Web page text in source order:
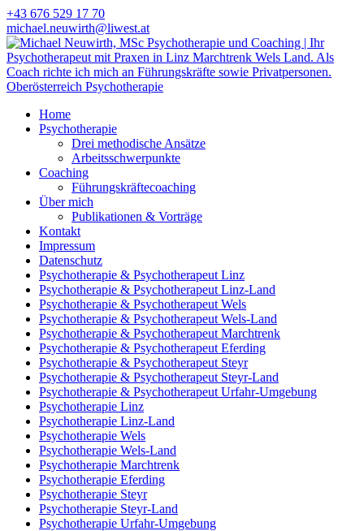
+43 676 529 17 70
michael.neuwirth@liwest.at
Home
Psychotherapie
Drei methodische Ansätze
Arbeitsschwerpunkte
Coaching
Führungskräftecoaching
Über mich
Publikationen & Vorträge
Kontakt
Impressum
Datenschutz
Psychotherapie & Psychotherapeut Linz
Psychotherapie & Psychotherapeut Linz-Land
Psychotherapie & Psychotherapeut Wels
Psychotherapie & Psychotherapeut Wels-Land
Psychotherapie & Psychotherapeut Marchtrenk
Psychotherapie & Psychotherapeut Eferding
Psychotherapie & Psychotherapeut Steyr
Psychotherapie & Psychotherapeut Steyr-Land
Psychotherapie & Psychotherapeut Urfahr-Umgebung
Psychotherapie Linz
Psychotherapie Linz-Land
Psychotherapie Wels
Psychotherapie Wels-Land
Psychotherapie Marchtrenk
Psychotherapie Eferding
Psychotherapie Steyr
Psychotherapie Steyr-Land
Psychotherapie Urfahr-Umgebung